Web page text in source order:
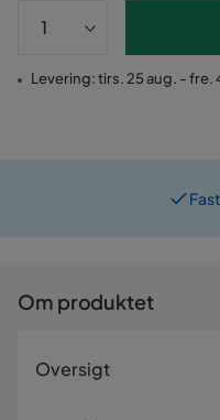
Levering: tirs. 25 aug. - fre.
Om produktet
Oversigt